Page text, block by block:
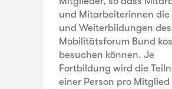
und Mitarbeiterinnen die
und Weiterbildungen des
Mobilitätsforum Bund
besuchen können. Je
Fortbildung wird die
einer Person pro Mitglied